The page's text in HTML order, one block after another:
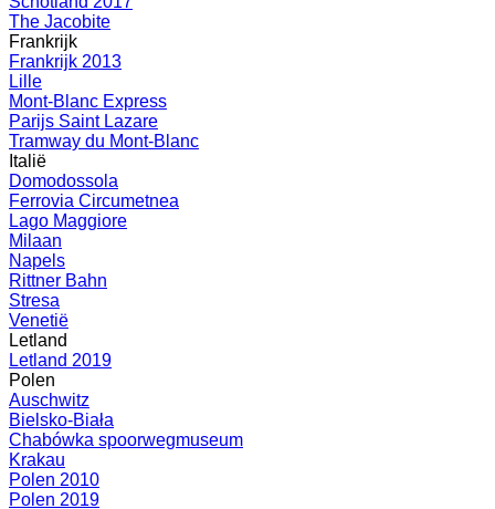
The Jacobite
Frankrijk
Frankrijk 2013
Lille
Mont-Blanc Express
Parijs Saint Lazare
Tramway du Mont-Blanc
Italië
Domodossola
Ferrovia Circumetnea
Lago Maggiore
Milaan
Napels
Rittner Bahn
Stresa
Venetië
Letland
Letland 2019
Polen
Auschwitz
Bielsko-Biała
Chabówka spoorwegmuseum
Krakau
Polen 2010
Polen 2019